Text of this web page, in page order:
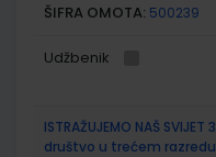
ŠIFRA OMOTA: 500239
Udžbenik
ISTRAŽUJEMO NAŠ
društvo u trećem